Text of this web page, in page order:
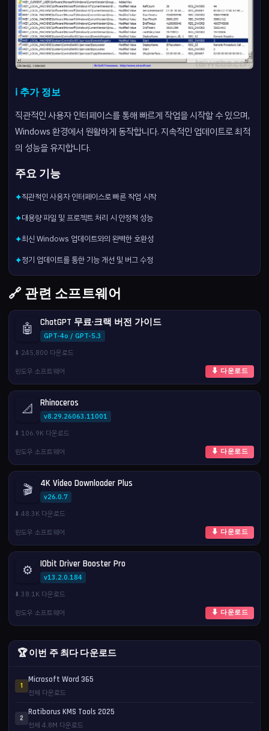
ℹ️ 추가 정보
직관적인 사용자 인터페이스를 통해 빠르게 작업을 시작할 수 있으며,
Windows 환경에서 원활하게 동작합니다. 지속적인 업데이트로 최적
의 성능을 유지합니다.
주요 기능
✦직관적인 사용자 인터페이스로 빠른 작업 시작
✦대용량 파일 및 프로젝트 처리 시 안정적 성능
✦최신 Windows 업데이트와의 완벽한 호환성
✦정기 업데이트를 통한 기능 개선 및 버그 수정
🔗 관련 소프트웨어
🤖 ChatGPT 무료·크랙 버전 가이드
GPT-4o / GPT-5.3
⬇️ 245,800 다운로드
윈도우 소프트웨어
⬇ 다운로드
📐 Rhinoceros
v8.29.26063.11001
⬇️ 106.9K 다운로드
윈도우 소프트웨어
⬇ 다운로드
🎬 4K Video Downloader Plus
v26.0.7
⬇️ 48.3K 다운로드
윈도우 소프트웨어
⬇ 다운로드
⚙️ IObit Driver Booster Pro
v13.2.0.184
⬇️ 38.1K 다운로드
윈도우 소프트웨어
⬇ 다운로드
🏆 이번 주 최다 다운로드
1
Microsoft Word 365
전체 다운로드
2
Ratiborus KMS Tools 2025
전체 4.8M 다운로드